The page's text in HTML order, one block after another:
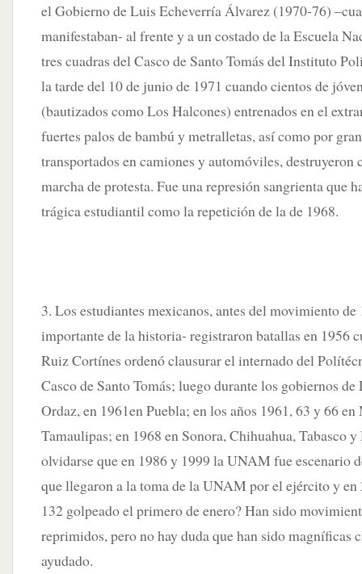
el Gobierno de Luis Echeverría Álvarez (1970-76)
manifestaban- al frente y a un costado de la Escuela
tres cuadras del Casco de Santo Tomás del Instituto
la tarde del 10 de junio de 1971 cuando cientos de
(bautizados como Los Halcones) entrenados en el
fuertes palos de bambú y metralletas, así como por
transportados en camiones y automóviles, destruyeron
marcha de protesta. Fue una represión sangrienta que
trágica estudiantil como la repetición de la de 1968.
3. Los estudiantes mexicanos, antes del movimiento de
importante de la historia- registraron batallas en 1956
Ruiz Cortínes ordenó clausurar el internado del
Casco de Santo Tomás; luego durante los gobiernos
Ordaz, en 1961en Puebla; en los años 1961, 63 y 66
Tamaulipas; en 1968 en Sonora, Chihuahua, Tabasco y
olvidarse que en 1986 y 1999 la UNAM fue escenario
que llegaron a la toma de la UNAM por el ejército y en
132 golpeado el primero de enero? Han sido
reprimidos, pero no hay duda que han sido magníficas
ayudado.